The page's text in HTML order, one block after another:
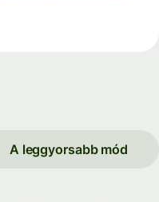
A leggyorsabb mód